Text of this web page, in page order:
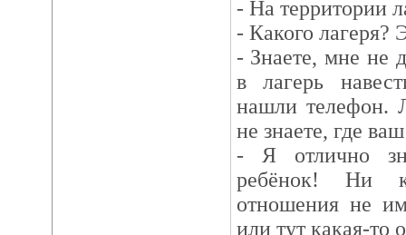
- На территории
- Какого лагеря?
- Знаете, мне не
в лагерь
нашли телефон.
не знаете, где
- Я отлично
ребёнок! Ни
отношения не
или тут какая-то